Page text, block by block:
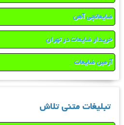
ضایعاتچی آهن
خریدار ضایعات در تهران
آرمین ضایعات
تبلیغات متنی تلاش